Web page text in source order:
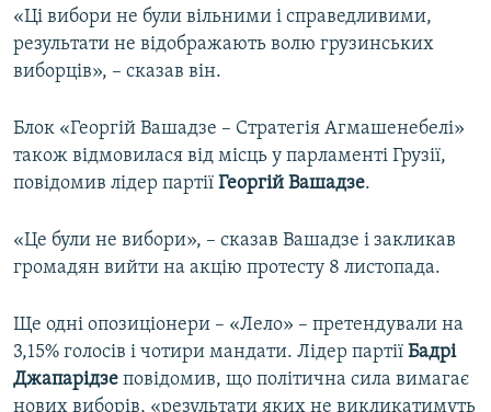
«Ці вибори не були вільними і справедливими,
результати не відображають волю грузинських
виборців», – сказав він.
Блок «Георгій Вашадзе – Стратегія Агмашенебелі»
також відмовилася від місць у парламенті Грузії,
повідомив лідер партії Георгій Вашадзе.
«Це були не вибори», – сказав Вашадзе і закликав
громадян вийти на акцію протесту 8 листопада.
Ще одні опозиціонери – «Лело» – претендували на
3,15% голосів і чотири мандати. Лідер партії Бадрі
Джапарідзе повідомив, що політична сила вимагає
нових виборів, «результати яких не викликатимуть